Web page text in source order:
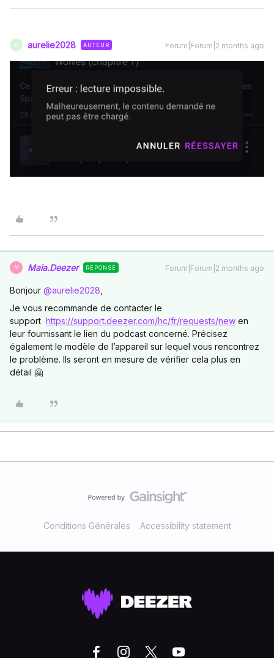
A aurelie2028 AUTEUR Forum|Forum|2 months ago
M Maia.Deezer RÉPONSE Forum|Forum|2 months ago
Bonjour ​ @aurelie2028
Je vous recommande de contacter le
support https://support.deezer.com/hc/fr/requests/new en
leur fournissant le lien du podcast concerné. Précisez
également le modèle de l’appareil sur lequel vous rencontrez
le problème. Ils seront en mesure de vérifier cela plus en
détail 🤗
Conditions Générales Accessibility statement